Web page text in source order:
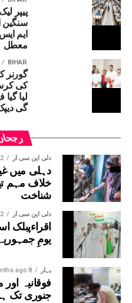
مارچ 2027 تک رہے
کورٹ نے بہار حکومت سے یہ
پرکاش کسی ایوان کے رکن نہ
پر کیسے فائز ہیں۔‘‘ دراصل
وزیر بنتا ہے تو
قانون ساز کونسل کا رکن
ہونے پر متعلقہ شخص کو
پیپر
سنگین
معطل
BIHAR
گورنر
کی
گی
دلی این سی آر 2 years ago
دہلی میں
شناخت
دلی این سی آر 2 years ago
اقراءپبلک
یومِ
بہار 8 months ago
جنوری تک